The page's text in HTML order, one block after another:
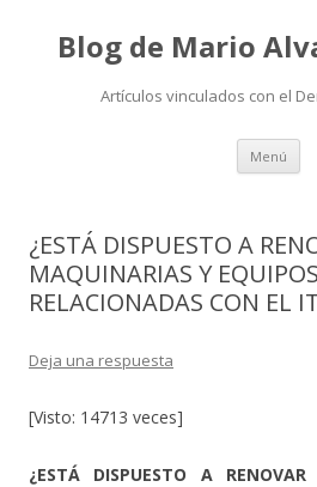
Blog de Mario
Artículos vinculados con el
Menú Ir
¿ESTÁ DISPUESTO A
MAQUINARIAS Y
RELACIONADAS CON EL
Deja una respuesta
[Visto: 14713 veces]
¿ESTÁ DISPUESTO A